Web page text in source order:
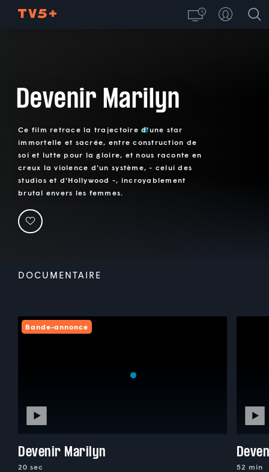
Devenir Marilyn
Ce film retrace la trajectoire d'une star
immortelle et sacrée, entre construction de
soi et lutte pour la gloire, et nous raconte en
creux la violence d'un système, - celui des
studios et d'Hollywood -, incroyablement
brutal envers les femmes.
DOCUMENTAIRE
Bande-annonce
Devenir Marilyn
20 sec 52 min